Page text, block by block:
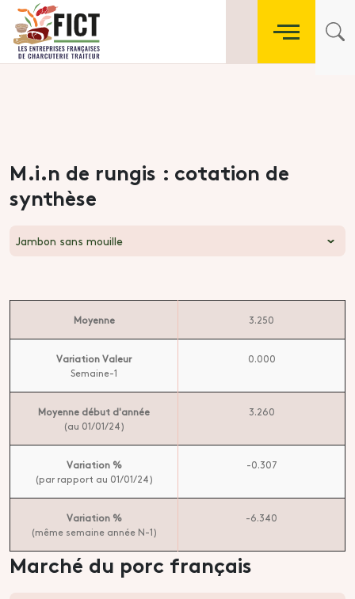
M.i.n de rungis : cotation de
synthèse
Jambon sans mouille
Moyenne 3.250
Variation Valeur
Semaine-1
0.000
Moyenne début d'année
(au 01/01/24)
3.260
Variation %
(par rapport au 01/01/24)
-0.307
Variation %
(même semaine année N-1)
-6.340
Marché du porc français